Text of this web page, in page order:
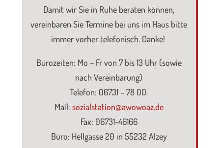
Damit wir Sie in Ruhe beraten können,
vereinbaren Sie Termine bei uns im Haus bitte
immer vorher telefonisch. Danke!
Bürozeiten: Mo – Fr von 7 bis 13 Uhr (sowie
nach Vereinbarung)
Telefon: 06731 – 78 00.
Mail: sozialstation@awowoaz.de
Fax: 06731-46166
Büro: Hellgasse 20 in 55232 Alzey